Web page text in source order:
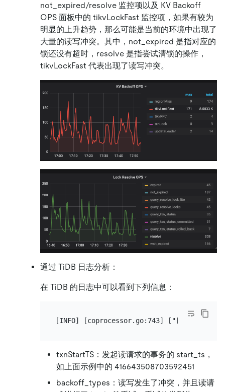
not_expired/resolve 监控项以及 KV Backoff
OPS 面板中的 tikvLockFast 监控项，如果有较为
明显的上升趋势，那么可能是当前的环境中出现了
大量的读写冲突。其中，not_expired 是指对应的
锁还没有超时，resolve 是指尝试清锁的操作，
tikvLockFast 代表出现了读写冲突。
通过 TiDB 日志分析：
在 TiDB 的日志中可以看到下列信息：
txnStartTS：发起读请求的事务的 start_ts，
如上面示例中的 416643508703592451
backoff_types：读写发生了冲突，并且读请